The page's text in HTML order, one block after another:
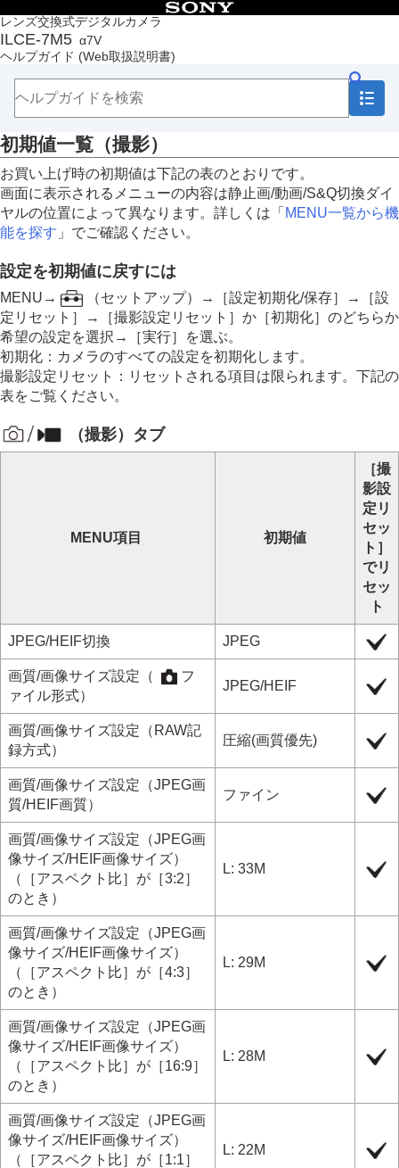
レンズ交換式デジタルカメラ
ILCE-7M5 α7V
ヘルプガイド (Web取扱説明書)
目次
トップページ
ヘルプガイドの使いかた
本体と付属品を確認する
本機の基本操作
準備/基本的な撮影
MENU一覧から機能を探す
撮影機能を活用する
カメラをカスタマイズする
再生する
スマートフォンでできること
パソコンでできること
クラウドサービスを利用する
資料
マルチインターフェースシュー対応のオーディオ
アクセサリーについて
縦位置グリップについて
マウントアダプターについて
マルチバッテリーアダプターキットについて
バッテリーの使用時間と撮影可能枚数
初期値一覧（
初期値一覧（セットアップ）
初期値一覧（
マイメニュー）
主な仕様
商標について
ライセンスについて
故障かな？と思ったら
初期値一覧（撮影）
お買い上げ時の初期値は下記の表のとおりです。
画面に表示されるメニューの内容は静止画/動画/S&Q切換ダイ
ヤルの位置によって異なります。詳しくは「 MENU一覧から機
能を探す 」でご確認ください。
設定を初期値に戻すには
MENU→ （セットアップ）→ ［設定初期化/保存］ →
［設
定リセット］
→ ［撮影設定リセット］ か ［初期化］ のどちらか
希望の設定を選択→
［実行］
を選ぶ。
初期化 ：カメラのすべての設定を初期化します。
撮影設定リセット
：リセットされる項目は限られます。下記の
表をご覧ください。
（撮影）タブ
MENU項目 初期値
［撮
影設
定リ
セッ
ト］
でリ
セッ
ト
JPEG/HEIF切換 JPEG
画質/画像サイズ設定 （
フ
ァイル形式）
JPEG/HEIF
画質/画像サイズ設定 （ RAW記
録方式）
圧縮(画質優先)
画質/画像サイズ設定 （JPEG画
質/HEIF画質）
ファイン
画質/画像サイズ設定 （JPEG画
像サイズ/HEIF画像サイズ）
（
［アスペクト比］ が ［3:2］
のとき）
L: 33M
画質/画像サイズ設定 （JPEG画
像サイズ/HEIF画像サイズ）
（
［アスペクト比］ が ［4:3］
のとき）
L: 29M
画質/画像サイズ設定 （JPEG画
像サイズ/HEIF画像サイズ）
（
［アスペクト比］ が ［16:9］
のとき）
L: 28M
画質/画像サイズ設定 （JPEG画
像サイズ/HEIF画像サイズ）
（
［アスペクト比］ が ［1:1］
L: 22M